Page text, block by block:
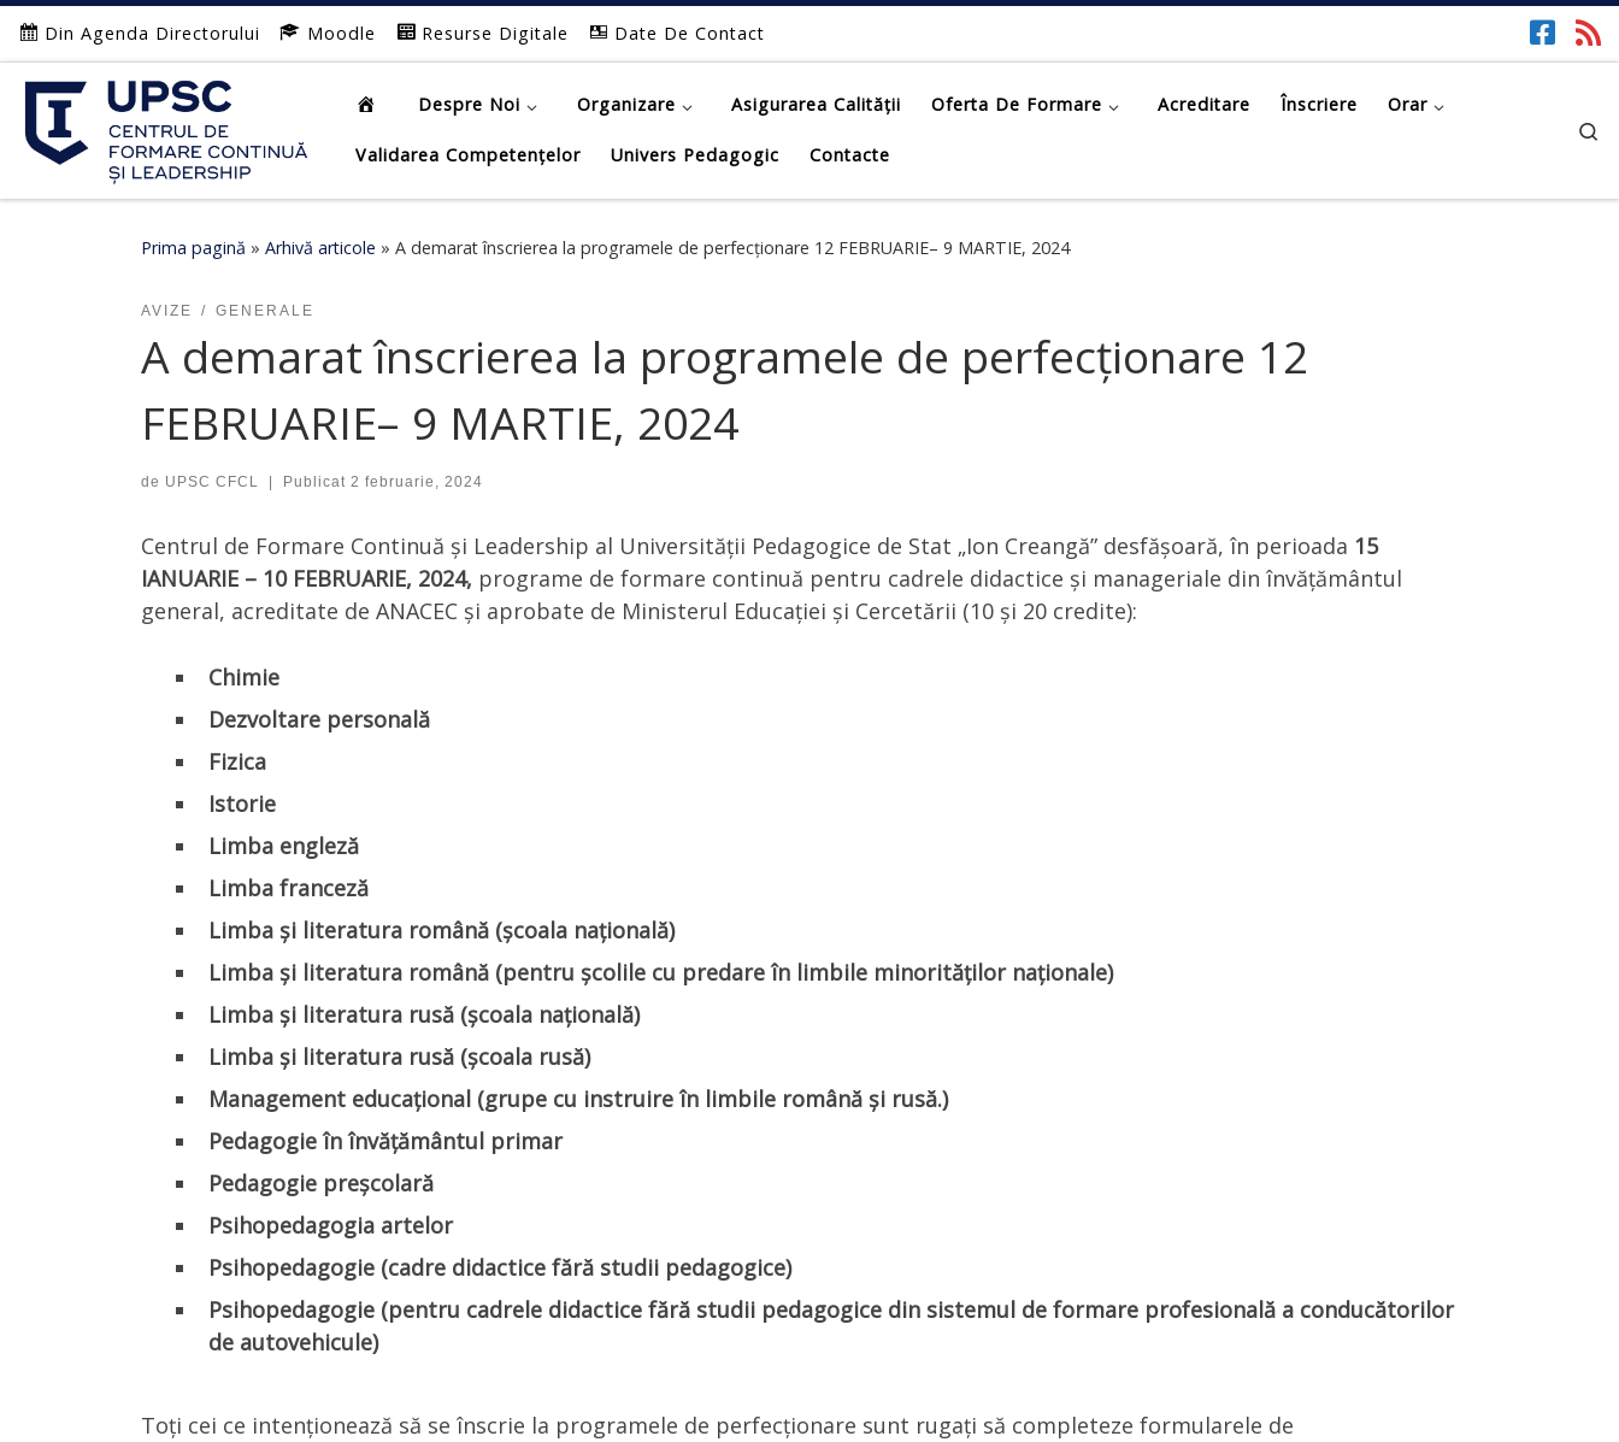
Afișează întregul conținut
Din Agenda Directorului Moodle Resurse Digitale Date De Contact
Despre Noi Organizare Asigurarea Calității Oferta De Formare Acreditare Înscriere Orar
Validarea Competențelor Univers Pedagogic Contacte
Prima pagină » Arhivă articole » A demarat înscrierea la programele de perfecționare 12 FEBRUARIE– 9 MARTIE, 2024
AVIZE GENERALE
A demarat înscrierea la programele de perfecționare 12
FEBRUARIE– 9 MARTIE, 2024
de UPSC CFCL | Publicat 2 februarie, 2024
Centrul de Formare Continuă și Leadership al Universității Pedagogice de Stat „Ion Creangă” desfășoară, în perioada 15
IANUARIE – 10 FEBRUARIE, 2024, programe de formare continuă pentru cadrele didactice și manageriale din învățământul
general, acreditate de ANACEC și aprobate de Ministerul Educației și Cercetării (10 și 20 credite):
Chimie
Dezvoltare personală
Fizica
Istorie
Limba engleză
Limba franceză
Limba și literatura română (școala națională)
Limba și literatura română (pentru școlile cu predare în limbile minorităților naționale)
Limba și literatura rusă (școala națională)
Limba și literatura rusă (școala rusă)
Management educațional (grupe cu instruire în limbile română și rusă.)
Pedagogie în învățământul primar
Pedagogie preșcolară
Psihopedagogia artelor
Psihopedagogie (cadre didactice fără studii pedagogice)
Psihopedagogie (pentru cadrele didactice fără studii pedagogice din sistemul de formare profesională a conducătorilor
de autovehicule)
Toți cei ce intenționează să se înscrie la programele de perfecționare sunt rugați să completeze formularele de